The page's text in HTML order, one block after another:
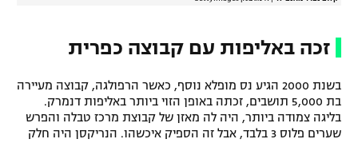
זכה באליפות עם קבוצה כפרית
בשנת 2000 הגיע נס מופלא נוסף, כאשר הרפולגה, קבוצה מעיירה
בת 5,000 תושבים, זכתה באופן הזוי ביותר באליפות דנמרק.
בליגה צמודה ביותר, היה לה מאזן של קבוצת מרכז טבלה והפרש
שערים פלוס 3 בלבד, אבל זה הספיק איכשהו. הנריקסן היה חלק